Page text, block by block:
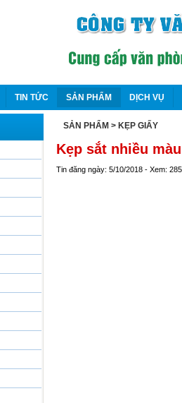
TIN TỨC SẢN PHẨM DỊCH VỤ
SẢN PHẨM > KẸP GIẤY
Kẹp sắt nhiều
Tin đăng ngày: 5/10/2018 - Xem: